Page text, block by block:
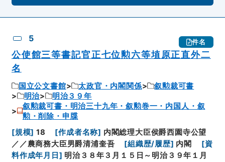
5 件名
公使館三等書記官正七位勲六等埴原正直外二
名
国立公文書館 太政官・内閣関係
叙勲裁可書
明治
明治３９年
叙勲裁可書・明治三十九年・叙勲巻一・内国人・叙
勲・削除・申牒
[規模] 18 [作成者名称] 内閣総理大臣侯爵西園寺公望
／／農商務大臣男爵清浦奎吾
[組織歴/履歴] 内閣 [資
料作成年月日 ] 明治３８年３月１５日～明治３９年１月